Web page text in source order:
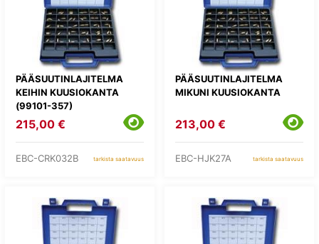
PÄÄSUUTINLAJITELMA
KEIHIN KUUSIOKANTA
(99101-357)
215,00 €
EBC-CRK032B tarkista saatavuus
PÄÄSUUTINLAJITELMA
MIKUNI KUUSIOKANTA
213,00 €
EBC-HJK27A tarkista saatavuus